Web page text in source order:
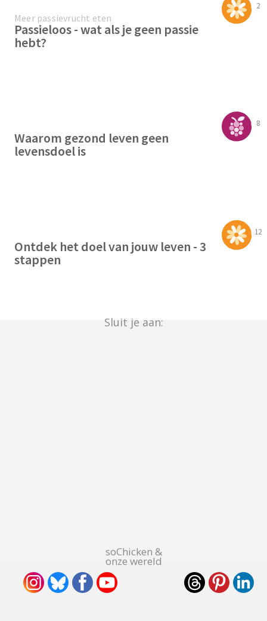
2
Meer passievrucht eten
Passieloos - wat als je geen passie
hebt?
8
Waarom gezond leven geen
levensdoel is
12
Ontdek het doel van jouw leven - 3
stappen
Sluit je aan:
soChicken &
onze wereld